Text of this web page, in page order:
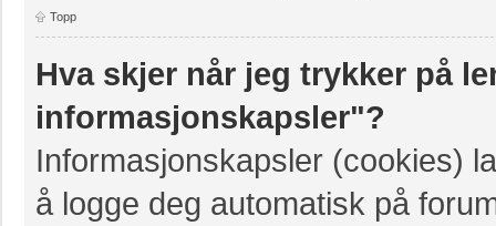
Topp
Hva skjer når jeg trykker på
informasjonskapsler"?
Informasjonskapsler (cookies)
å logge deg automatisk på